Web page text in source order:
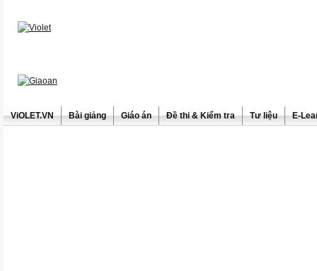
ViOLET.VN Bài giảng Giáo án Đề thi & Kiểm tra Tư liệu E-